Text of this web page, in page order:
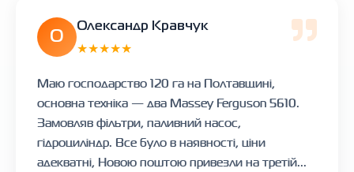
О
Олександр Кравчук
★★★★★
Маю господарство 120 га на Полтавщині,
основна техніка — два Massey Ferguson 5610.
Замовляв фільтри, паливний насос,
гідроциліндр. Все було в наявності, ціни
адекватні, Новою поштою привезли на третій...